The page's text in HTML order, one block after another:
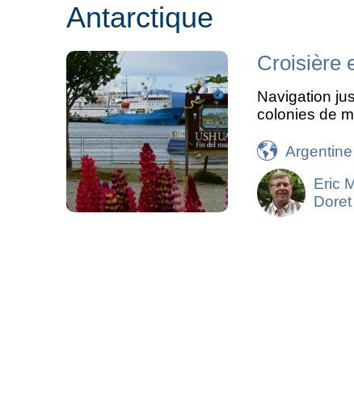
Antarctique
Croisière
Navigation
colonies de
Argentine
Eric
Doret